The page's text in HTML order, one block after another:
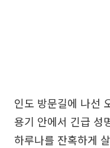
인도 방문길에 나선
용기 안에서 긴급 성
하루나를 잔혹하게